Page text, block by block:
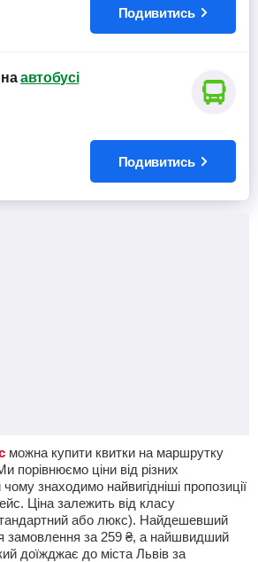
Подивитись
автобусі
Подивитись
можна купити квитки на маршрутку
порівнюємо ціни від різних
чому знаходимо найвигідніші пропозиції
Ціна залежить від класу
або люкс). Найдешевший
замовлення за 259 ₴, а найшвидший
доїжджає до міста Львів за